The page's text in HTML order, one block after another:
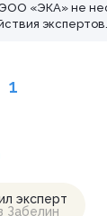
«ЭКА» не
экспертов.
1
эксперт
Забелин